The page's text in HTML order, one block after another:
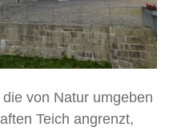
die von Natur umgeben
Teich angrenzt,